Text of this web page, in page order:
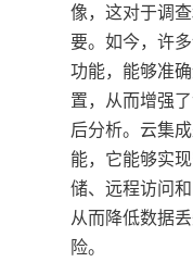
像，这对于调
要。如今，许
功能，能够准
置，从而增强
后分析。云集
能，它能够实
储、远程访问
从而降低数据
险。